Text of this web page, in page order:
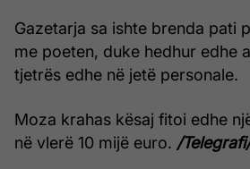
Gazetarja sa ishte brenda pati
me poeten, duke hedhur edhe
tjetrës edhe në jetë personale.
Moza krahas kësaj fitoi edhe
në vlerë 10 mijë euro. /Telegrafi/